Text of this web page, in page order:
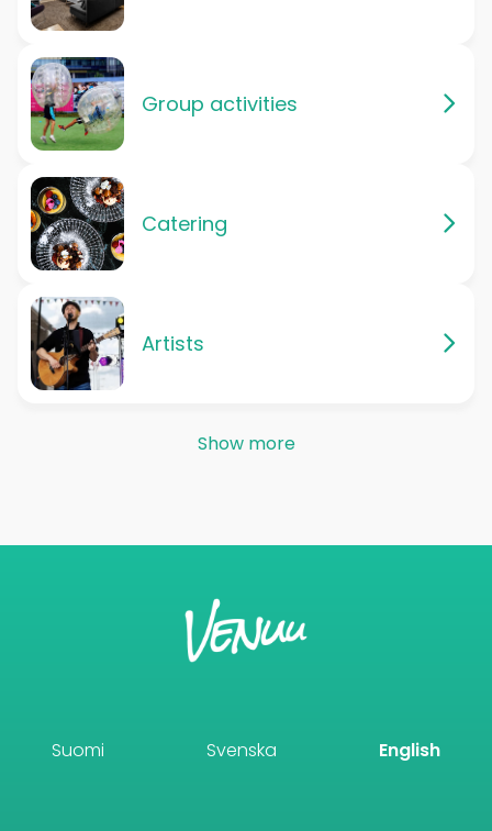
Group activities
Catering
Artists
Show more
Suomi Svenska English